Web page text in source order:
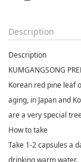
Description
Description
KUMGANGSONG
Korean red pine leaf
aging, in Japan and
are a very special
How to take
Take 1-2 capsules a
drinking warm water.